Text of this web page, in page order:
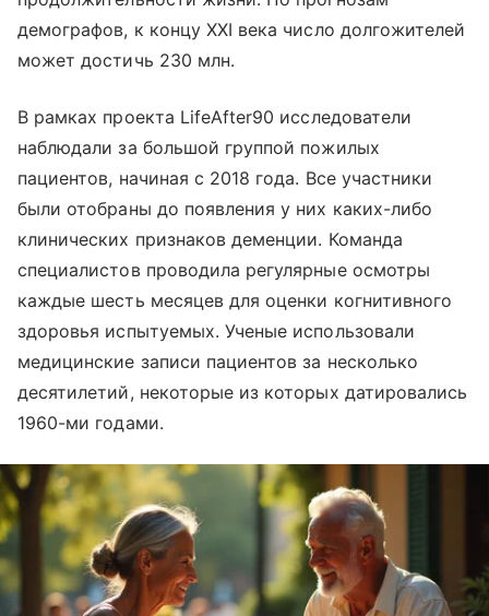
демографов, к концу XXI века число долгожителей
может достичь 230 млн.
В рамках проекта LifeAfter90 исследователи
наблюдали за большой группой пожилых
пациентов, начиная с 2018 года. Все участники
были отобраны до появления у них каких-либо
клинических признаков деменции. Команда
специалистов проводила регулярные осмотры
каждые шесть месяцев для оценки когнитивного
здоровья испытуемых. Ученые использовали
медицинские записи пациентов за несколько
десятилетий, некоторые из которых датировались
1960-ми годами.